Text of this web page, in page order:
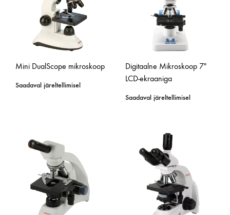
Mini DualScope mikroskoop
Saadaval järeltellimisel
Digitaalne Mikroskoop 7″
LCD-ekraaniga
Saadaval järeltellimisel